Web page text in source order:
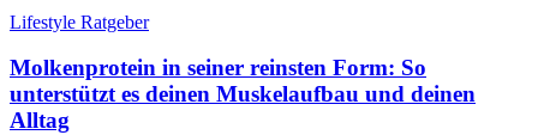
Lifestyle Ratgeber
Molkenprotein in seiner reinsten Form: So
unterstützt es deinen Muskelaufbau und deinen
Alltag